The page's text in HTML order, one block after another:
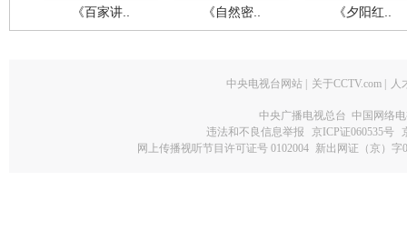
《百家讲.. 《自然密.. 《夕阳红..
中央电视台网站 | 关于CCTV.com | 人
中央广播电视总台 中国网络
违法和不良信息举报
京ICP证060535号
网上传播视听节目许可证号 0102004 新出网证（京）